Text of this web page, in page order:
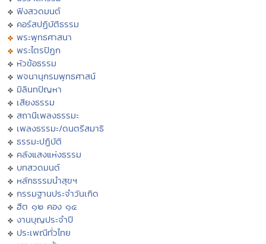
ฟังสวดมนต์
คอร์สปฏิบัติธรรม
พระพุทธศาสนา
พระไตรปิฏก
หัวข้อธรรม
พจนานุกรมพุทธศาสน์
มิลินทปัญหา
เสียงธรรม
สถานีเพลงธรรมะ
เพลงธรรมะ/ดนตรีสมาธิ
ธรรมะปฏิบัติ
คลังแสงแห่งธรรม
บทสวดมนต์
หลักธรรมนำสุขฯ
กรรมฐานประจำวันเกิด
ฮีต ๑๒ คอง ๑๔
งานบุญประจำปี
ประเพณีทั่วไทย